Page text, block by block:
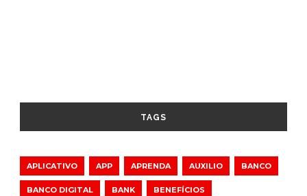
TAGS
APLICATIVO APP APRENDA AUXILIO BANCO
BANCO DIGITAL BANK BENEFÍCIOS